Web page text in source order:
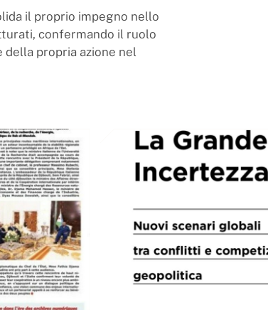
il proprio impegno nello
confermando il ruolo
propria azione nel